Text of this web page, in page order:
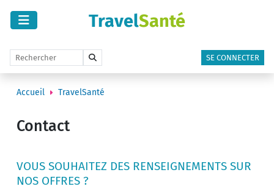
TravelSanté
SE CONNECTER
Accueil TravelSanté
Contact
VOUS SOUHAITEZ DES RENSEIGNEMENTS SUR
NOS OFFRES ?